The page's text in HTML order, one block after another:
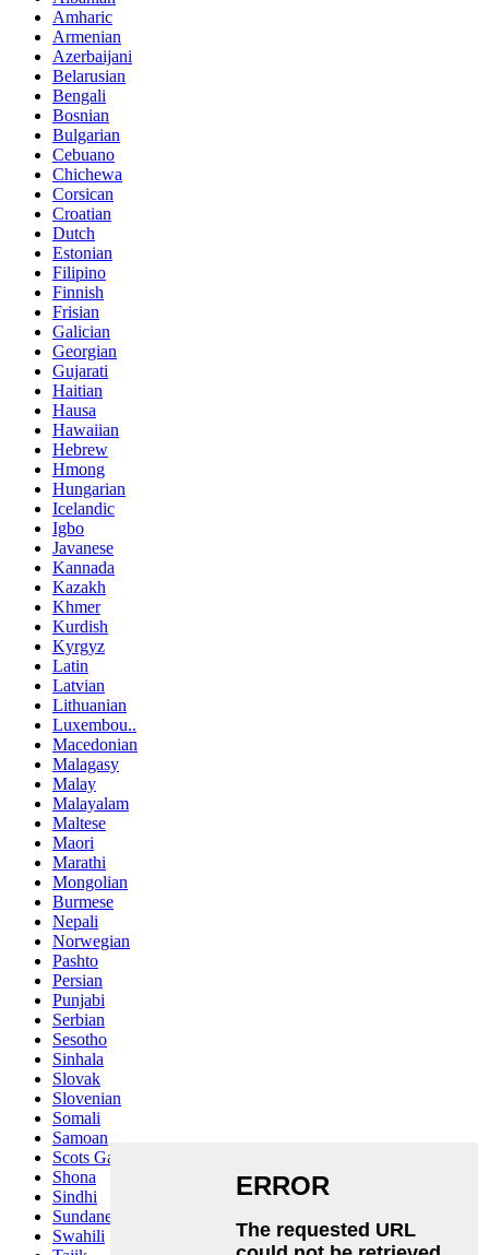
Amharic
Armenian
Azerbaijani
Belarusian
Bengali
Bosnian
Bulgarian
Cebuano
Chichewa
Corsican
Croatian
Dutch
Estonian
Filipino
Finnish
Frisian
Galician
Georgian
Gujarati
Haitian
Hausa
Hawaiian
Hebrew
Hmong
Hungarian
Icelandic
Igbo
Javanese
Kannada
Kazakh
Khmer
Kurdish
Kyrgyz
Latin
Latvian
Lithuanian
Luxembou..
Macedonian
Malagasy
Malay
Malayalam
Maltese
Maori
Marathi
Mongolian
Burmese
Nepali
Norwegian
Pashto
Persian
Punjabi
Serbian
Sesotho
Sinhala
Slovak
Slovenian
Somali
Samoan
Scots Gaelic
Shona
Sindhi
Sundanese
Swahili